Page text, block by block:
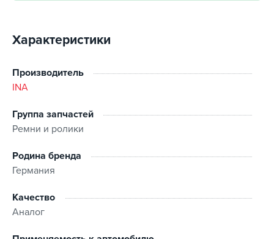
г. Киев, ул. Остафия
Характеристики
Производитель
INA
Группа запчастей
Ремни и ролики
Родина бренда
Германия
Качество
Аналог